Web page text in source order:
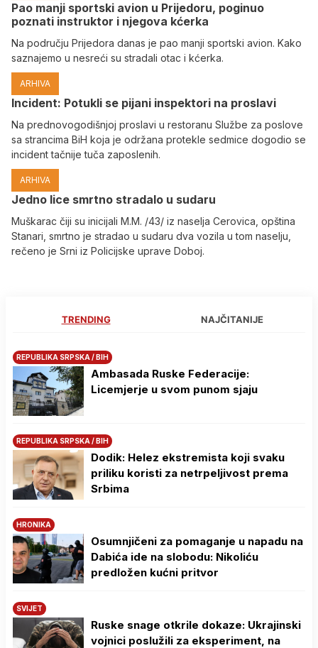
Pao manji sportski avion u Prijedoru, poginuo
poznati instruktor i njegova kćerka
Na području Prijedora danas je pao manji sportski avion. Kako
saznajemo u nesreći su stradali otac i kćerka.
ARHIVA
Incident: Potukli se pijani inspektori na proslavi
Na prednovogodišnjoj proslavi u restoranu Službe za poslove
sa strancima BiH koja je održana protekle sedmice dogodio se
incident tačnije tuča zaposlenih.
ARHIVA
Јedno lice smrtno stradalo u sudaru
Muškarac čiji su inicijali M.M. /43/ iz naselja Cerovica, opština
Stanari, smrtno je stradao u sudaru dva vozila u tom naselju,
rečeno je Srni iz Policijske uprave Doboj.
TRENDING NAJČITANIJE
REPUBLIKA SRPSKA / BIH
Ambasada Ruske Federacije:
Licemjerje u svom punom sjaju
REPUBLIKA SRPSKA / BIH
Dodik: Helez ekstremista koji svaku
priliku koristi za netrpeljivost prema
Srbima
HRONIKA
Osumnjičeni za pomaganje u napadu na
Dabića ide na slobodu: Nikoliću
predložen kućni pritvor
SVIJET
Ruske snage otkrile dokaze: Ukrajinski
vojnici poslužili za eksperiment, na